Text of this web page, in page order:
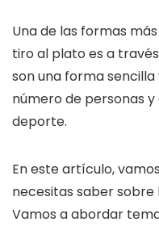
Una de las formas
tiro al plato es a
son una forma
número de personas
deporte.
En este artículo,
necesitas saber
Vamos a abordar